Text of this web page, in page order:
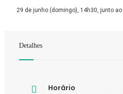
29 de junho (domingo), 14h30, junto
Detalhes
Horário